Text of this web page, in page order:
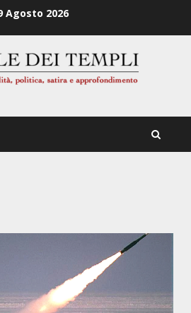
Agosto 2026